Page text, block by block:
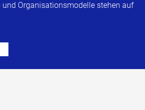
und Organisationsmodelle stehen auf